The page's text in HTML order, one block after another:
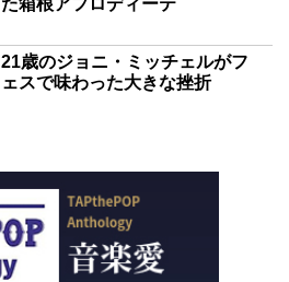
た箱根アフロディーテ
21歳のジョニ・ミッチェルがフ
ェスで味わった大きな挫折